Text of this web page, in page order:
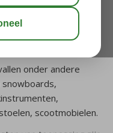
van je boeking altijd
onder andere
snowboards,
scootmobielen.